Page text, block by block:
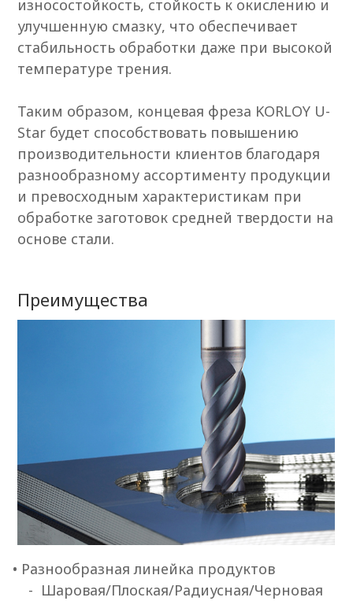
износостойкость, стойкость к окислению и
улучшенную смазку, что обеспечивает
стабильность обработки даже при высокой
температуре трения.
Таким образом, концевая фреза KORLOY U-
Star будет способствовать повышению
производительности клиентов благодаря
разнообразному ассортименту продукции
и превосходным характеристикам при
обработке заготовок средней твердости на
основе стали.
Преимущества
• Разнообразная линейка продуктов
- Шаровая/Плоская/Радиусная/Черновая